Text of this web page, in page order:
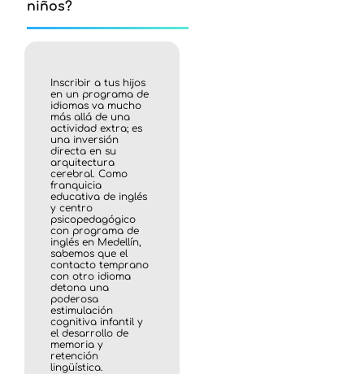
niños?
Inscribir a tus hijos
en un programa de
idiomas va mucho
más allá de una
actividad extra; es
una inversión
directa en su
arquitectura
cerebral. Como
franquicia
educativa de inglés
y centro
psicopedagógico
con programa de
inglés en Medellín,
sabemos que el
contacto temprano
con otro idioma
detona una
poderosa
estimulación
cognitiva infantil y
el desarrollo de
memoria y
retención
lingüística.